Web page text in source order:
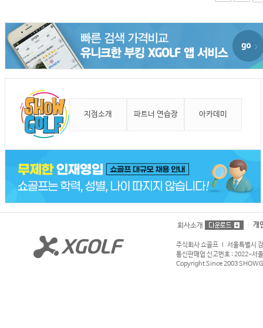
지점소개 파트너 연습장 아카데미
회사소개 개
주식회사 쇼골프 l 서울특별시
통신판매업 신고번호 : 2022-
Copyright Since 2003